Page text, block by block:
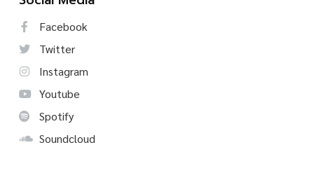
Facebook
Twitter
Instagram
Youtube
Spotify
Soundcloud